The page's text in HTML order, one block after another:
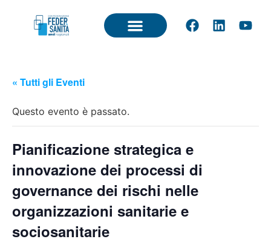
« Tutti gli Eventi
Questo evento è passato.
Pianificazione strategica e
innovazione dei processi di
governance dei rischi nelle
organizzazioni sanitarie e
sociosanitarie